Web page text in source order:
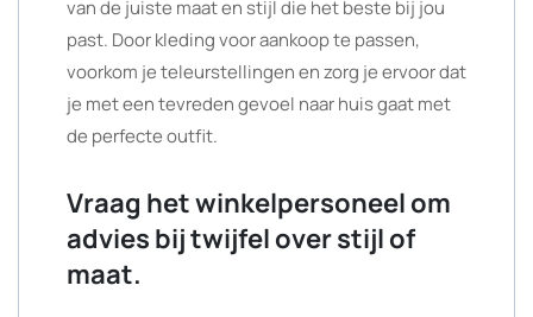
van de juiste maat en stijl die het beste bij jou
past. Door kleding voor aankoop te passen,
voorkom je teleurstellingen en zorg je ervoor dat
je met een tevreden gevoel naar huis gaat met
de perfecte outfit.
Vraag het winkelpersoneel om
advies bij twijfel over stijl of
maat.